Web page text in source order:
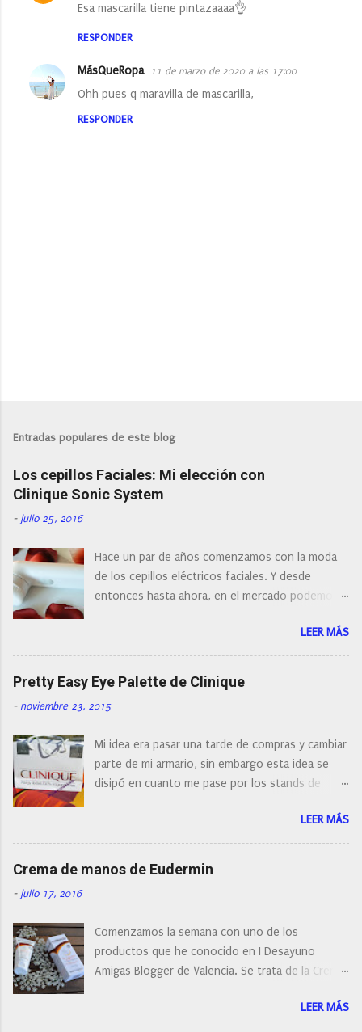
s
Esa mascarilla tiene pintazaaaa👌
RESPONDER
MásQueRopa 11 de marzo de 2020 a las 17:00
Ohh pues q maravilla de mascarilla,
RESPONDER
l
a
r
u
n
o
m
e
n
t
a
o
Entradas populares de este blog
Los cepillos Faciales: Mi elección con
Clinique Sonic System
- julio 25, 2016
Hace un par de años comenzamos con la moda
de los cepillos eléctricos faciales. Y desde
entonces hasta ahora, en el mercado podemos
con diferentes características, a pilas, a batería,
cepillos de rotación o de oscilación... y
naturalmente de todos los precios. Existe en la
actualidad tal variedad, que antes de hacer la
compra debemos de hacernos unas preguntas:
post os voy a dar mi opinión de porque elegí mi
cepillo facial de Clinique
LEER MÁS
Pretty Easy Eye Palette de Clinique
- noviembre 23, 2015
Mi idea era pasar una tarde de compras y cambiar
parte de mi armario, sin embargo esta idea se
disipó en cuanto me pase por los stands de
resistirse a esta paleta de colores de Clinique.
LEER MÁS
Crema de manos de Eudermin
- julio 17, 2016
Comenzamos la semana con uno de los
productos que he conocido en I Desayuno
Amigas Blogger de Valencia. Se trata de la Crema
manos para utilizar tanto en verano como en
LEER MÁS